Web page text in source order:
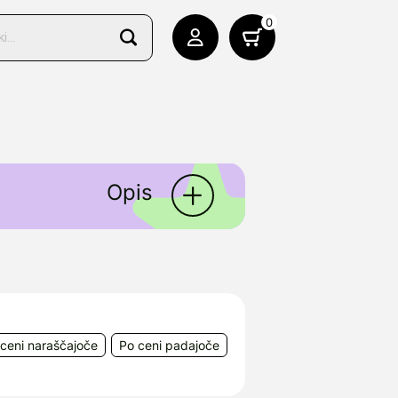
0
Opis
Slovenija, e-mail:
naraščajoče Po ceni padajoče